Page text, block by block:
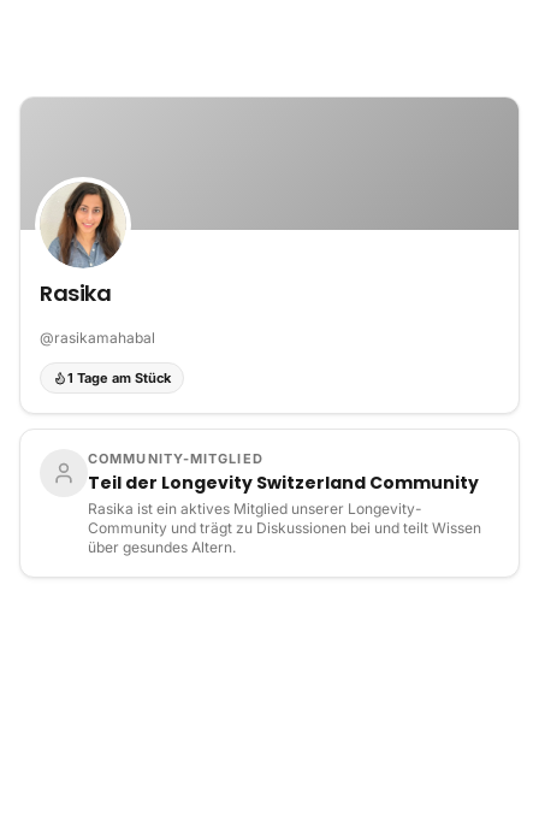
Rasika
@rasikamahabal
1 Tage am Stück
COMMUNITY-MITGLIED
Teil der Longevity Switzerland Community
Rasika ist ein aktives Mitglied unserer Longevity-
Community und trägt zu Diskussionen bei und teilt Wissen
über gesundes Altern.